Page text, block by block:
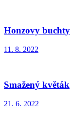
Honzovy buchty
11. 8. 2022
Smažený květák
21. 6. 2022